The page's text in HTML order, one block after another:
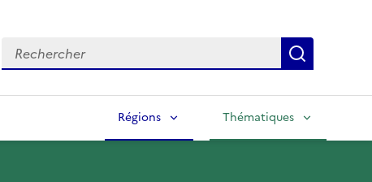
Rechercher
Régions Thématiques